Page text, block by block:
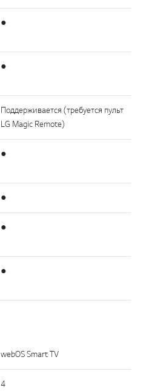
●
●
Поддерживается (требуется пульт
LG Magic Remote)
●
●
●
●
webOS Smart TV
4